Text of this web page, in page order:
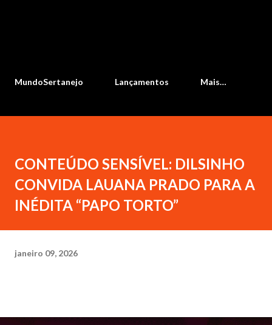
MundoSertanejo Lançamentos Mais…
CONTEÚDO SENSÍVEL: DILSINHO
CONVIDA LAUANA PRADO PARA A
INÉDITA “PAPO TORTO”
janeiro 09, 2026